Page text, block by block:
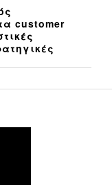
customer